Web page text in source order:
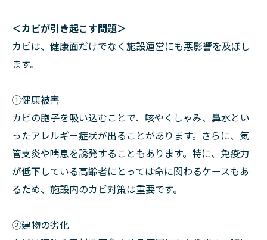
＜カビが引き起こす問題＞
カビは、健康面だけでなく施設運営にも悪影響を及ぼし
ます。
①健康被害
カビの胞子を吸い込むことで、咳やくしゃみ、鼻水とい
ったアレルギー症状が出ることがあります。さらに、気
管支炎や喘息を誘発することもあります。特に、免疫力
が低下している高齢者にとっては命に関わるケースもあ
るため、施設内のカビ対策は重要です。
②建物の劣化